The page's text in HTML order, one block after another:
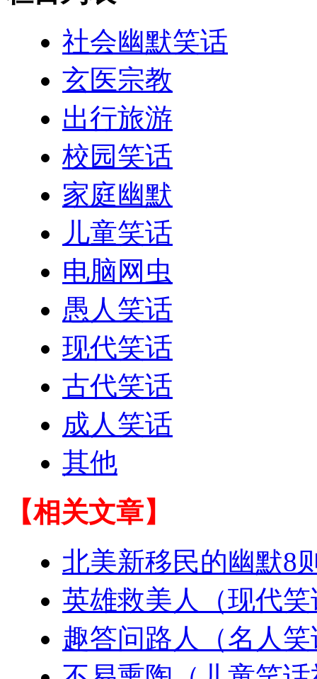
社会幽默笑话
玄医宗教
出行旅游
校园笑话
家庭幽默
儿童笑话
电脑网虫
愚人笑话
现代笑话
古代笑话
成人笑话
其他
【相关文章】
北美新移民的幽默8
英雄救美人（现代
趣答问路人（名人